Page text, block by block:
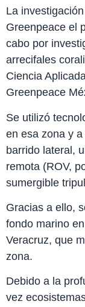
La
Greenpeace el
cabo por
arrecifales
Ciencia
Greenpeace
Se utilizó
en esa zona y
barrido lateral,
remota (ROV,
sumergible
Gracias a ello,
fondo marino
Veracruz, que
zona.
Debido a la
vez